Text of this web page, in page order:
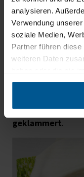
analysieren.
Verwendung
soziale Medien,
Partner führen
weiteren Daten
gesammelt haben.
3.
„Flash“
Der fein gewebte
Wirksamkeit zu
langlebig,
geklammert.